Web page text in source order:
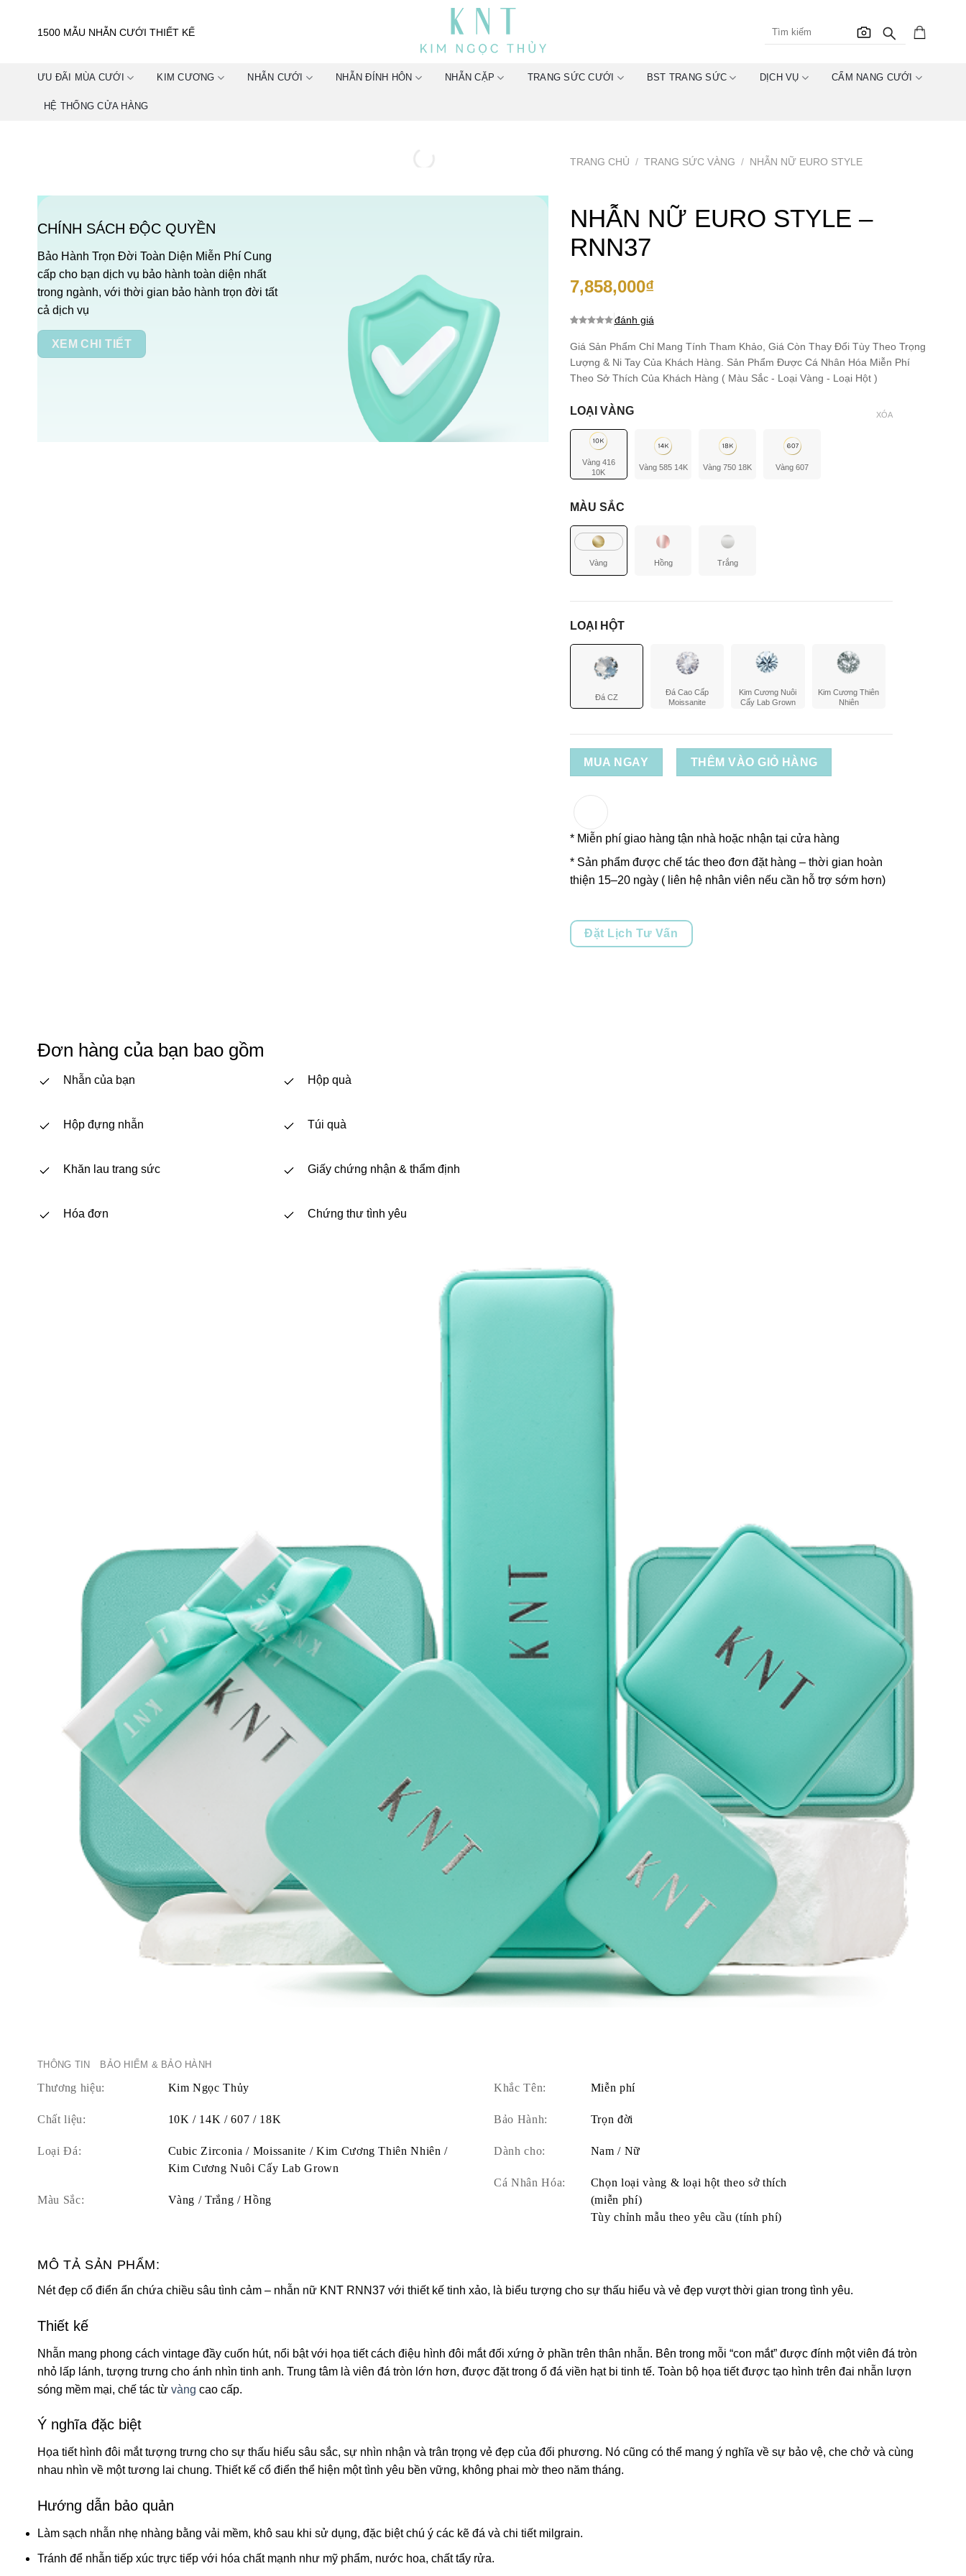
1500 MẪU NHẪN CƯỚI THIẾT KẾ
ƯU ĐÃI MÙA CƯỚI KIM CƯƠNG NHẪN CƯỚI NHẪN ĐÍNH HÔN NHẪN CẶP TRANG SỨC CƯỚI BST TRANG SỨC DỊCH VỤ CẨM NANG CƯỚI
HỆ THỐNG CỬA HÀNG
CHÍNH SÁCH ĐỘC QUYỀN
Bảo Hành Trọn Đời Toàn Diện Miễn Phí Cung
cấp cho bạn dịch vụ bảo hành toàn diện nhất
trong ngành, với thời gian bảo hành trọn đời tất
cả dịch vụ
XEM CHI TIẾT
TRANG CHỦ / TRANG SỨC VÀNG / NHẪN NỮ EURO STYLE
NHẪN NỮ EURO STYLE –
RNN37
7,858,000₫
dựa trên
đánh giá
đánh giá
Giá Sản Phẩm Chỉ Mang Tính Tham Khảo, Giá Còn Thay Đổi Tùy Theo Trọng
Lượng & Ni Tay Của Khách Hàng. Sản Phẩm Được Cá Nhân Hóa Miễn Phí
Theo Sở Thích Của Khách Hàng ( Màu Sắc - Loại Vàng - Loại Hột )
LOẠI VÀNG
Vàng 416
10K
Vàng 585 14K Vàng 750 18K Vàng 607
MÀU SẮC
Vàng Hồng Trắng
LOẠI HỘT
Đá CZ
Đá Cao Cấp
Moissanite
Kim Cương Nuôi
Cấy Lab Grown
Kim Cương Thiên
Nhiên
XÓA
MUA NGAY THÊM VÀO GIỎ HÀNG
* Miễn phí giao hàng tận nhà hoặc nhận tại cửa hàng
* Sản phẩm được chế tác theo đơn đặt hàng – thời gian hoàn
thiện 15–20 ngày ( liên hệ nhân viên nếu cần hỗ trợ sớm hơn)
Đặt Lịch Tư Vấn
Đơn hàng của bạn bao gồm
Nhẫn của bạn
Hộp đựng nhẫn
Khăn lau trang sức
Hóa đơn
Hộp quà
Túi quà
Giấy chứng nhận & thẩm định
Chứng thư tình yêu
THÔNG TIN BẢO HIỂM & BẢO HÀNH
Thương hiệu: Kim Ngọc Thủy
Chất liệu: 10K / 14K / 607 / 18K
Loại Đá:
Cubic Zirconia / Moissanite / Kim Cương Thiên Nhiên /
Kim Cương Nuôi Cấy Lab Grown
Màu Sắc: Vàng / Trắng / Hồng
Khắc Tên: Miễn phí
Bảo Hành: Trọn đời
Dành cho: Nam / Nữ
Cá Nhân Hóa:
Chọn loại vàng & loại hột theo sở thích
(miễn phí)
Tùy chỉnh mẫu theo yêu cầu (tính phí)
MÔ TẢ SẢN PHẨM:
Nét đẹp cổ điển ẩn chứa chiều sâu tình cảm – nhẫn nữ KNT RNN37 với thiết kế tinh xảo, là biểu tượng cho sự thấu hiểu và vẻ đẹp vượt thời gian trong tình yêu.
Thiết kế
Nhẫn mang phong cách vintage đầy cuốn hút, nổi bật với họa tiết cách điệu hình đôi mắt đối xứng ở phần trên thân nhẫn. Bên trong mỗi “con mắt” được đính một viên đá tròn
nhỏ lấp lánh, tượng trưng cho ánh nhìn tinh anh. Trung tâm là viên đá tròn lớn hơn, được đặt trong ổ đá viền hạt bi tinh tế. Toàn bộ họa tiết được tạo hình trên đai nhẫn lượn
sóng mềm mại, chế tác từ vàng cao cấp.
Ý nghĩa đặc biệt
Họa tiết hình đôi mắt tượng trưng cho sự thấu hiểu sâu sắc, sự nhìn nhận và trân trọng vẻ đẹp của đối phương. Nó cũng có thể mang ý nghĩa về sự bảo vệ, che chở và cùng
nhau nhìn về một tương lai chung. Thiết kế cổ điển thể hiện một tình yêu bền vững, không phai mờ theo năm tháng.
Hướng dẫn bảo quản
Làm sạch nhẫn nhẹ nhàng bằng vải mềm, khô sau khi sử dụng, đặc biệt chú ý các kẽ đá và chi tiết milgrain.
Tránh để nhẫn tiếp xúc trực tiếp với hóa chất mạnh như mỹ phẩm, nước hoa, chất tẩy rửa.